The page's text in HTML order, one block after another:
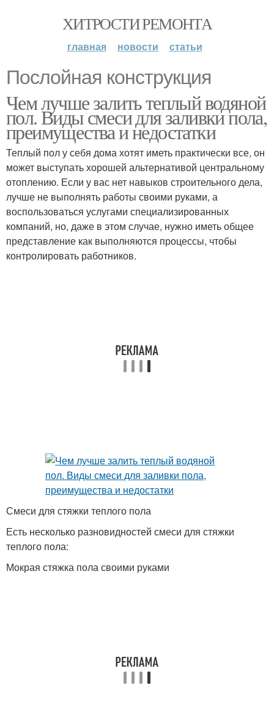
ХИТРОСТИ РЕМОНТА
главная новости статьи
Послойная конструкция
Чем лучше залить теплый водяной
пол. Виды смеси для заливки пола,
преимущества и недостатки
Теплый пол у себя дома хотят иметь практически все, он
может выступать хорошей альтернативой центральному
отоплению. Если у вас нет навыков строительного дела,
лучше не выполнять работы своими руками, а
воспользоваться услугами специализированных
компаний, но, даже в этом случае, нужно иметь общее
представление как выполняются процессы, чтобы
контролировать работников.
Смеси для стяжки теплого пола
Есть несколько разновидностей смеси для стяжки
теплого пола:
Мокрая стяжка пола своими руками